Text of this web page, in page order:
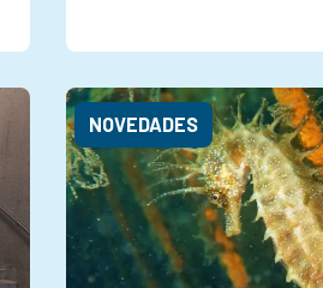
NOVEDADES